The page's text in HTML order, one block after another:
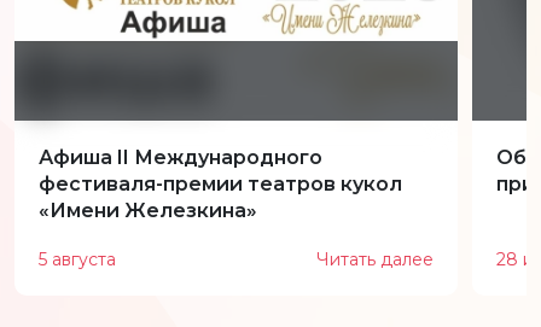
Афиша II Международного
фестиваля-премии театров кукол
«Имени Железкина»
5 августа Читать далее 28